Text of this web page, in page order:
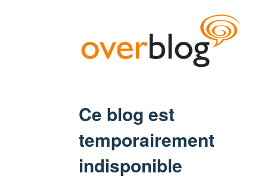
Ce blog est
temporairement
indisponible